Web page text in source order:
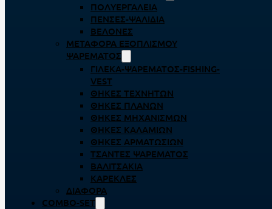
ΠΟΛΥΕΡΓΑΛΕΊΑ
ΠΈΝΣΕΣ-ΨΑΛΊΔΙΑ
ΒΕΛΌΝΕΣ
ΜΕΤΑΦΟΡΆ ΕΞΟΠΛΙΣΜΟΎ
ΨΑΡΈΜΑΤΟΣ
ΓΙΛΈΚΑ-ΨΑΡΈΜΑΤΟΣ-FISHING-
VEST
ΘΉΚΕΣ ΤΕΧΝΗΤΏΝ
ΘΉΚΕΣ ΠΛΆΝΩΝ
ΘΉΚΕΣ ΜΗΧΑΝΙΣΜΏΝ
ΘΉΚΕΣ ΚΑΛΑΜΙΏΝ
ΘΉΚΕΣ ΑΡΜΑΤΩΣΙΏΝ
ΤΣΆΝΤΕΣ ΨΑΡΈΜΑΤΟΣ
ΒΑΛΙΤΣΆΚΙΑ
ΚΑΡΈΚΛΕΣ
ΔΙΆΦΟΡΑ
COMBO-SET